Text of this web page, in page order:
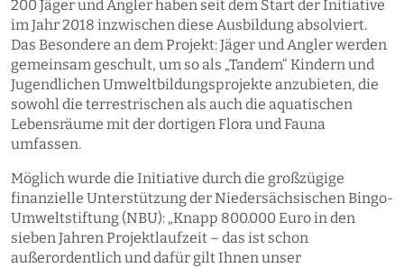
200 Jäger und Angler haben seit dem Start der Initiative
im Jahr 2018 inzwischen diese Ausbildung absolviert.
Das Besondere an dem Projekt: Jäger und Angler werden
gemeinsam geschult, um so als „Tandem“ Kindern und
Jugendlichen Umweltbildungsprojekte anzubieten, die
sowohl die terrestrischen als auch die aquatischen
Lebensräume mit der dortigen Flora und Fauna
umfassen.
Möglich wurde die Initiative durch die großzügige
finanzielle Unterstützung der Niedersächsischen Bingo-
Umweltstiftung (NBU): „Knapp 800.000 Euro in den
sieben Jahren Projektlaufzeit – das ist schon
außerordentlich und dafür gilt Ihnen unser